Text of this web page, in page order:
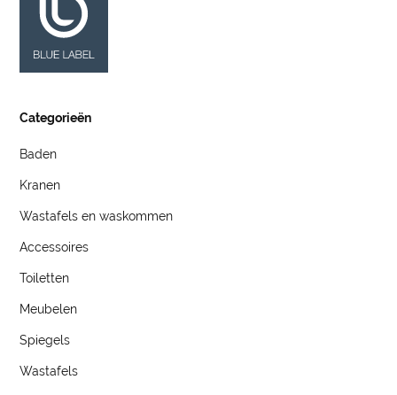
Categorieën
Baden
Kranen
Wastafels en waskommen
Accessoires
Toiletten
Meubelen
Spiegels
Wastafels